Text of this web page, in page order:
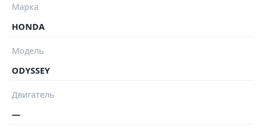
Марка
HONDA
Модель
ODYSSEY
Двигатель
—